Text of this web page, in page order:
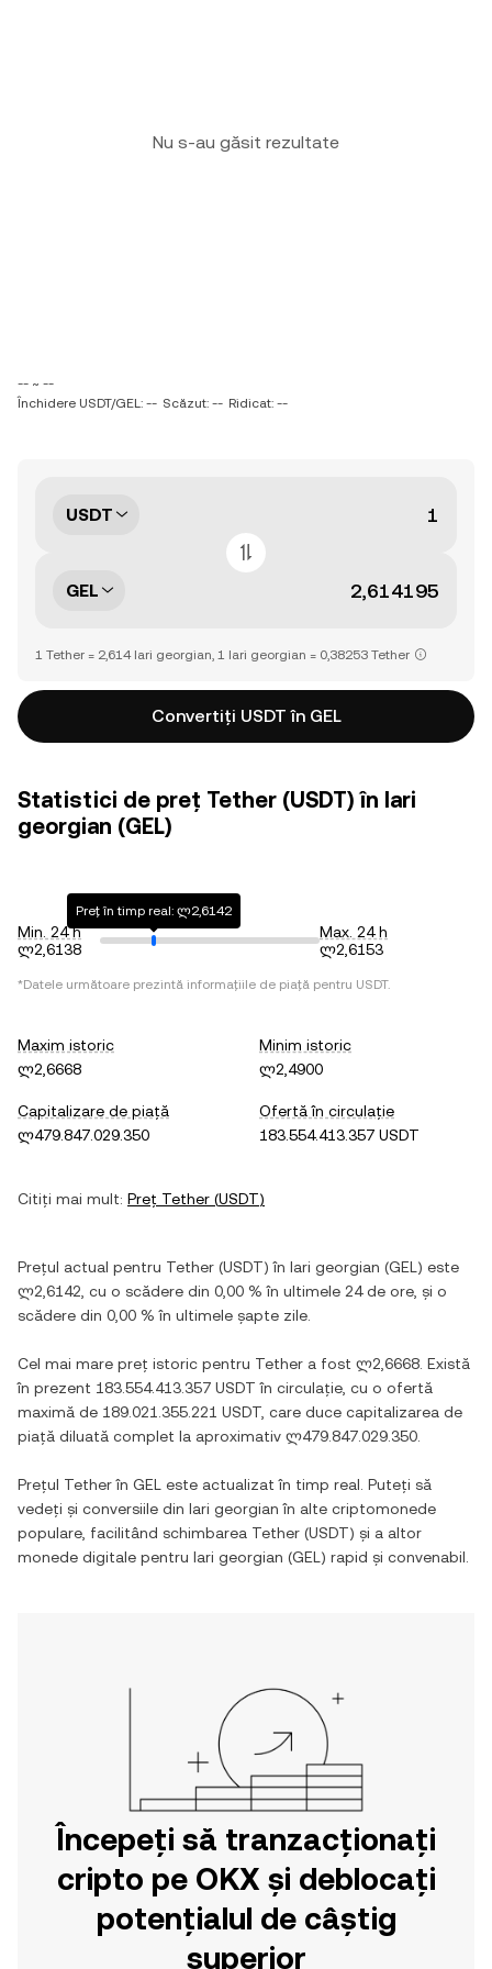
Nu s-au găsit rezultate
-- ~ --
Închidere USDT/GEL: -- Scăzut: -- Ridicat: --
USDT
GEL
1 Tether = 2,614 lari georgian, 1 lari georgian = 0,38253 Tether
Convertiți USDT în GEL
Statistici de preț Tether (USDT) în lari
georgian (GEL)
Min. 24 h
ლ2,6138
Preț în timp real: ლ2,6142
Max. 24 h
ლ2,6153
*Datele următoare prezintă informațiile de piață pentru USDT.
Maxim istoric
ლ2,6668
Minim istoric
ლ2,4900
Capitalizare de piață
ლ479.847.029.350
Ofertă în circulație
183.554.413.357 USDT
Citiți mai mult: Preț Tether (USDT)
Prețul actual pentru Tether (USDT) în lari georgian (GEL ) este
ლ2,6142 , cu o scădere din 0,00 % în ultimele 24 de ore, și o
scădere din 0,00 % în ultimele șapte zile.
Cel mai mare preț istoric pentru Tether a fost ლ2,6668 . Există
în prezent 183.554.413.357 USDT în circulație, cu o ofertă
maximă de 189.021.355.221 USDT , care duce capitalizarea de
piață diluată complet la aproximativ ლ479.847.029.350
Prețul Tetherîn GEL este actualizat în timp real. Puteți să
vedeți și conversiile din lari georgian în alte criptomonede
populare, facilitând schimbarea Tether (USDT) și a altor
monede digitale pentru lari georgian (GEL ) rapid și convenabil.
Începeți să tranzacționați
cripto pe OKX și deblocați
potențialul de câștig
superior